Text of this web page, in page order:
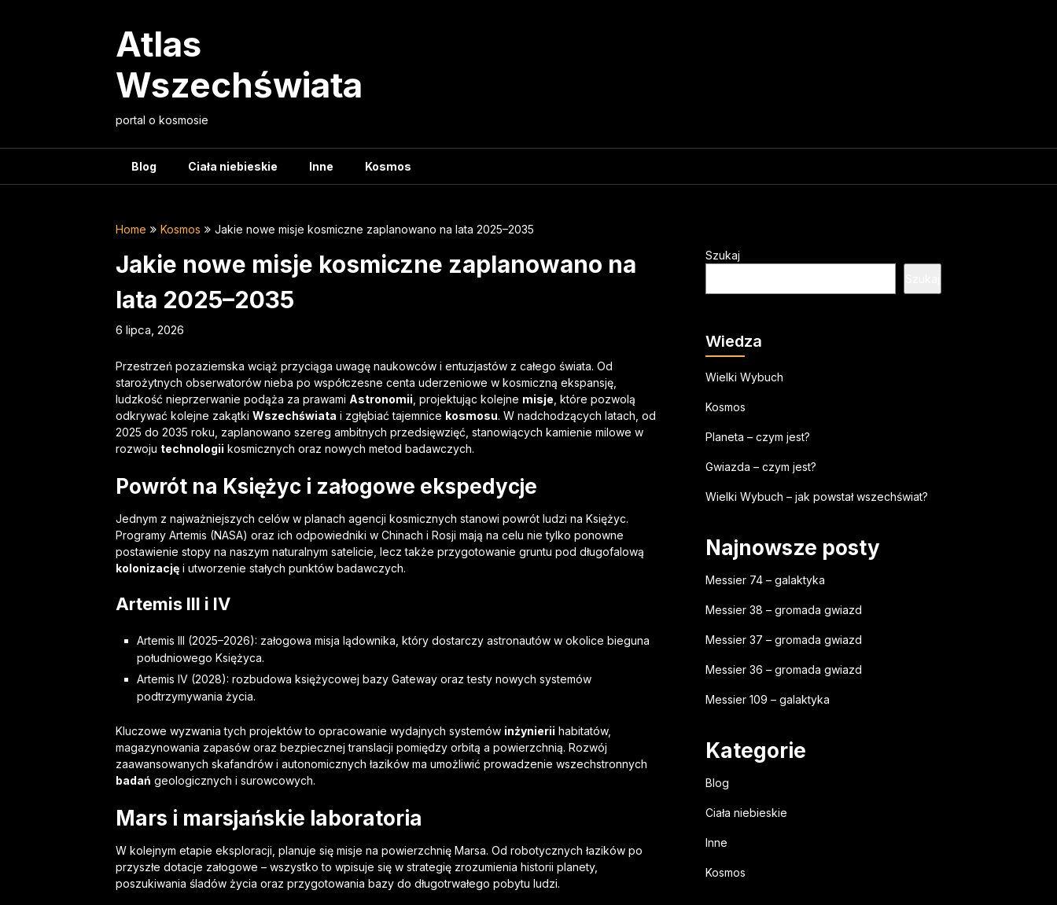
Atlas
Wszechświata
portal o kosmosie
Blog Ciała niebieskie Inne Kosmos
Home Kosmos Jakie nowe misje kosmiczne zaplanowano na lata 2025–2035
Jakie nowe misje kosmiczne zaplanowano na
lata 2025–2035
6 lipca, 2026
Przestrzeń pozaziemska wciąż przyciąga uwagę naukowców i entuzjastów z całego świata. Od
starożytnych obserwatorów nieba po współczesne centa uderzeniowe w kosmiczną ekspansję,
ludzkość nieprzerwanie podąża za prawami Astronomii , projektując kolejne misje , które pozwolą
odkrywać kolejne zakątki Wszechświata i zgłębiać tajemnice kosmosu. W nadchodzących latach, od
2025 do 2035 roku, zaplanowano szereg ambitnych przedsięwzięć, stanowiących kamienie milowe w
rozwoju technologii kosmicznych oraz nowych metod badawczych.
Powrót na Księżyc i załogowe ekspedycje
Jednym z najważniejszych celów w planach agencji kosmicznych stanowi powrót ludzi na Księżyc.
Programy Artemis (NASA) oraz ich odpowiedniki w Chinach i Rosji mają na celu nie tylko ponowne
postawienie stopy na naszym naturalnym satelicie, lecz także przygotowanie gruntu pod długofalową
kolonizację i utworzenie stałych punktów badawczych.
Artemis III i IV
Artemis III (2025–2026): załogowa misja lądownika, który dostarczy astronautów w okolice bieguna
południowego Księżyca.
Artemis IV (2028): rozbudowa księżycowej bazy Gateway oraz testy nowych systemów
podtrzymywania życia.
Kluczowe wyzwania tych projektów to opracowanie wydajnych systemów inżynierii habitatów,
magazynowania zapasów oraz bezpiecznej translacji pomiędzy orbitą a powierzchnią. Rozwój
zaawansowanych skafandrów i autonomicznych łazików ma umożliwić prowadzenie wszechstronnych
badań geologicznych i surowcowych.
Mars i marsjańskie laboratoria
W kolejnym etapie eksploracji, planuje się misje na powierzchnię Marsa. Od robotycznych łazików po
przyszłe dotacje załogowe – wszystko to wpisuje się w strategię zrozumienia historii planety,
poszukiwania śladów życia oraz przygotowania bazy do długotrwałego pobytu ludzi.
Szukaj
Wiedza
Wielki Wybuch
Kosmos
Planeta – czym jest?
Gwiazda – czym jest?
Wielki Wybuch – jak powstał wszechświat?
Najnowsze posty
Messier 74 – galaktyka
Messier 38 – gromada gwiazd
Messier 37 – gromada gwiazd
Messier 36 – gromada gwiazd
Messier 109 – galaktyka
Kategorie
Blog
Ciała niebieskie
Inne
Kosmos